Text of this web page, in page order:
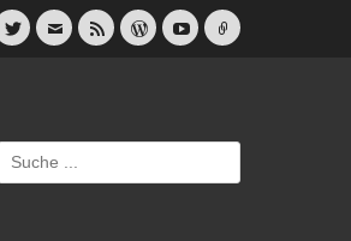
Twitter
E-
Feed WordPress
YouTube
Link
Suche
nach: